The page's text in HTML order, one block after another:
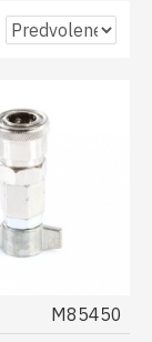
M85450